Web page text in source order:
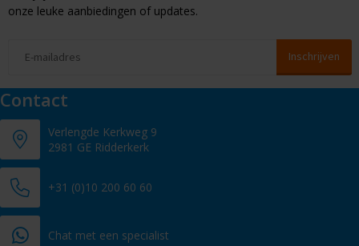
onze leuke aanbiedingen of updates.
Contact
Verlengde Kerkweg 9
2981 GE Ridderkerk
+31 (0)10 200 60 60
Chat met een specialist